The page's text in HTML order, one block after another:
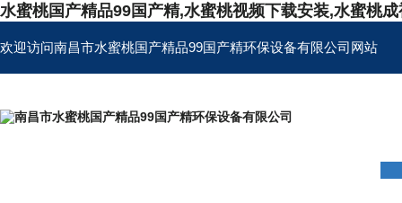
水蜜桃国产精品99国产精,水蜜桃视频下载安装,水蜜桃
欢迎访问南昌市水蜜桃国产精品99国产精环保设备有限公司网站